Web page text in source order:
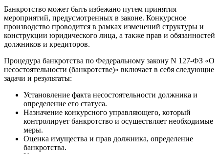
Банкротство может быть избежано путем принятия
мероприятий, предусмотренных в законе. Конкурсное
производство проводится в рамках изменений структуры и
конструкции юридического лица, а также прав и обязанностей
должников и кредиторов.
Процедура банкротства по Федеральному закону N 127-ФЗ «О
несостоятельности (банкротстве)» включает в себя следующие
задачи и результаты:
Установление факта несостоятельности должника и
определение его статуса.
Назначение конкурсного управляющего, который
контролирует банкротство и осуществляет необходимые
меры.
Оценка имущества и прав должника, определение
банкротства.